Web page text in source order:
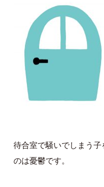
待合室で騒いでしまう子
のは憂鬱です。